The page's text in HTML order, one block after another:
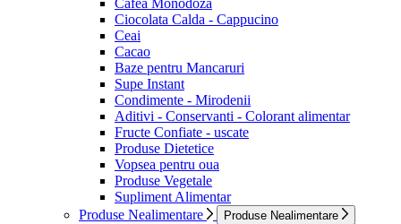
Cafea Monodoza
Ciocolata Calda - Cappucino
Ceai
Cacao
Baze pentru Mancaruri
Supe Instant
Condimente - Mirodenii
Aditivi - Conservanti - Colorant alimentar
Fructe Confiate - uscate
Produse Dietetice
Vopsea pentru oua
Produse Vegetale
Supliment Alimentar
Produse Nealimentare
Produse Nealimentare